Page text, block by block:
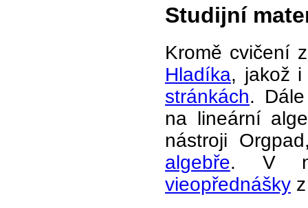
Studijní
Kromě cvičení
Hladíka, jakož
stránkách.
na lineární
nástroji
algebře. V
vieopřednášky